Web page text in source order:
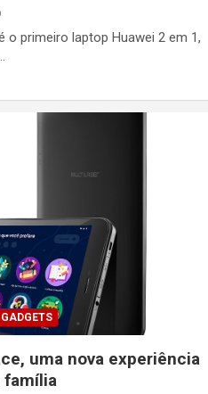
o primeiro laptop Huawei 2 em 1,
uma nova experiência
família